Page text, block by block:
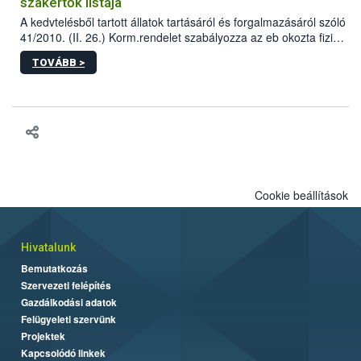
A kedvtelésből tartott állatok tartásáról és forgalmazásáról szóló
41/2010. (II. 26.) Korm.rendelet szabályozza az eb okozta fizikai
sérülés, illetve ennek veszélye keletkezésekor felmerülő
hatósági feladatokat, valamint a veszélyes eb tartását és annak
TOVÁBB >
Cookie beállítások
Hivatalunk
Bemutatkozás
Szervezeti felépítés
Gazdálkodási adatok
Felügyeleti szervünk
Projektek
Kapcsolódó linkek